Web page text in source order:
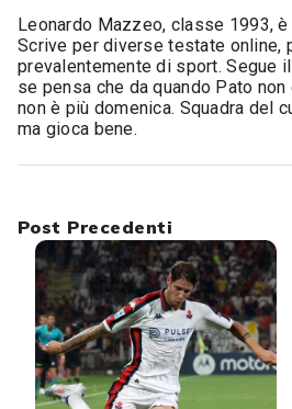
Leonardo Mazzeo, classe 1993, è
Scrive per diverse testate online,
prevalentemente di sport. Segue
se pensa che da quando Pato
non è più domenica. Squadra del
ma gioca bene.
Post Precedenti